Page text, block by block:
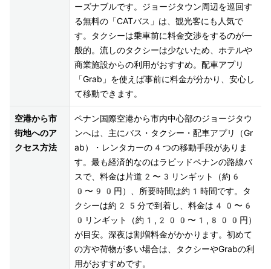
ーズナブルです。ジョージタウン周辺を巡回す
る無料の「CATバス」は、観光客にも人気で
す。タクシーは乗車前に料金交渉をするのが一
般的。流しのタクシーは少ないため、ホテルや
商業施設からの利用がおすすめ。配車アプリ
「Grab」を使えば事前に料金が分かり、安心し
て移動できます。
空港から市
街地へのア
クセス方法
ペナン国際空港から市内中心部のジョージタウ
ンへは、主にバス・タクシー・配車アプリ（Gr
ab）・レンタカーの4つの移動手段がありま
す。最も経済的なのはラピッドペナンの路線バ
スで、料金は片道2〜3リンギット（約6
0〜90円）、所要時間は約1時間です。タ
クシーは約25分で到着し、料金は40〜6
0リンギット（約1,200〜1,800円）
が目安。深夜は割増料金がかかります。初めて
の方や荷物が多い場合は、タクシーやGrabの利
用がおすすめです。